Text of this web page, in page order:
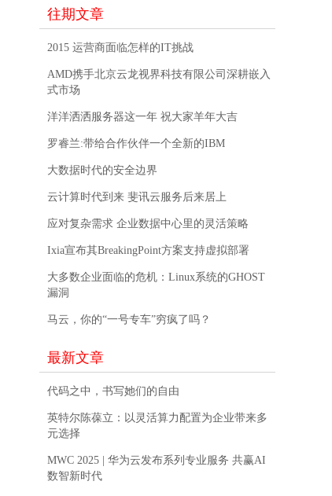
往期文章
2015 运营商面临怎样的IT挑战
AMD携手北京云龙视界科技有限公司深耕嵌入
式市场
洋洋洒洒服务器这一年 祝大家羊年大吉
罗睿兰:带给合作伙伴一个全新的IBM
大数据时代的安全边界
云计算时代到来 斐讯云服务后来居上
应对复杂需求 企业数据中心里的灵活策略
Ixia宣布其BreakingPoint方案支持虚拟部署
大多数企业面临的危机：Linux系统的GHOST
漏洞
马云，你的“一号专车”穷疯了吗？
最新文章
代码之中，书写她们的自由
英特尔陈葆立：以灵活算力配置为企业带来多
元选择
MWC 2025 | 华为云发布系列专业服务 共赢AI
数智新时代